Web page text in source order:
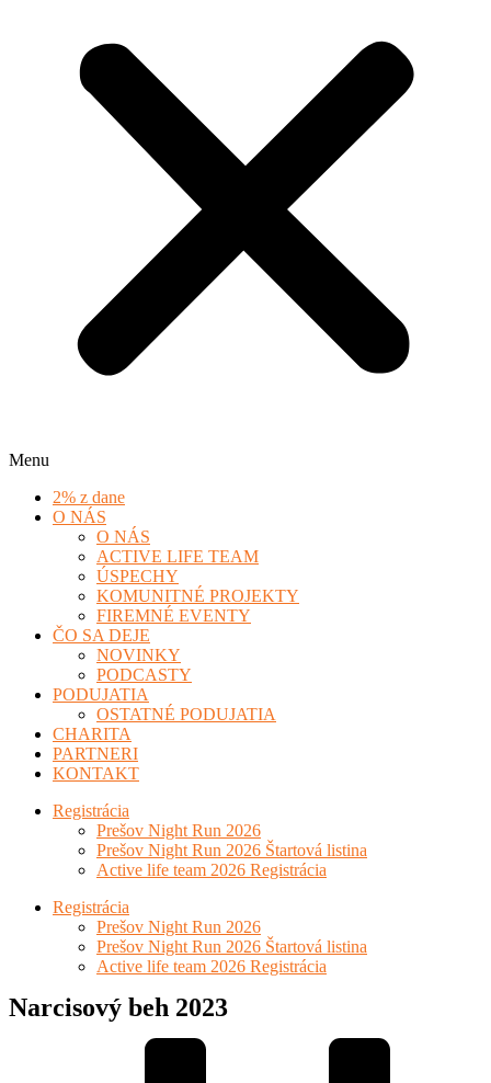
Menu
2% z dane
O NÁS
O NÁS
ACTIVE LIFE TEAM
ÚSPECHY
KOMUNITNÉ PROJEKTY
FIREMNÉ EVENTY
ČO SA DEJE
NOVINKY
PODCASTY
PODUJATIA
OSTATNÉ PODUJATIA
CHARITA
PARTNERI
KONTAKT
Registrácia
Prešov Night Run 2026
Prešov Night Run 2026 Štartová listina
Active life team 2026 Registrácia
Registrácia
Prešov Night Run 2026
Prešov Night Run 2026 Štartová listina
Active life team 2026 Registrácia
Narcisový beh 2023